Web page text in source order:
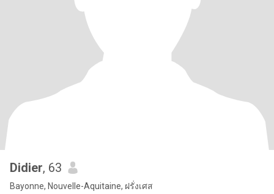
Didier, 63
Bayonne, Nouvelle-Aquitaine, ฝรั่งเศส